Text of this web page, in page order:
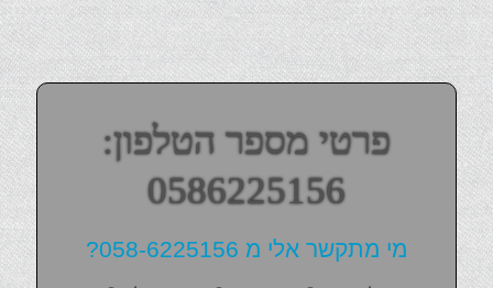
פרטי מספר הטלפון:
0586225156
מי מתקשר אלי מ 058-6225156?